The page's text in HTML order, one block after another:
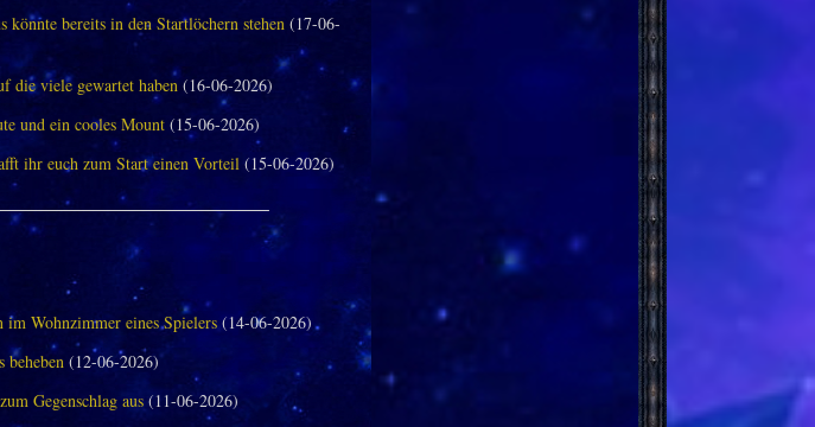
könnte bereits in den Startlöchern stehen(17-06-
die viele gewartet haben(16-06-2026)
und ein cooles Mount(15-06-2026)
ihr euch zum Start einen Vorteil(15-06-2026)
im Wohnzimmer eines Spielers(14-06-2026)
(12-06-2026)
Gegenschlag aus(11-06-2026)